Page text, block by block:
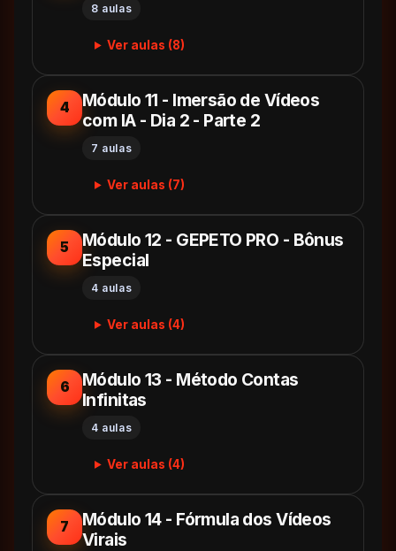
8 aulas
Ver aulas (8)
4
Módulo 11 - Imersão de Vídeos
com IA - Dia 2 - Parte 2
7 aulas
Ver aulas (7)
5
Módulo 12 - GEPETO PRO - Bônus
Especial
4 aulas
Ver aulas (4)
6
Módulo 13 - Método Contas
Infinitas
4 aulas
Ver aulas (4)
7
Módulo 14 - Fórmula dos Vídeos
Virais